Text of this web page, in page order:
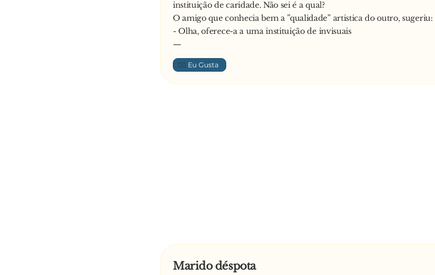
instituição de caridade. Não sei é a qual?
O amigo que conhecia bem a ”qualidade” artistica do outro, sugeriu:
- Olha, oferece-a a uma instituição de invisuais
—
👍🏼
Marido déspota